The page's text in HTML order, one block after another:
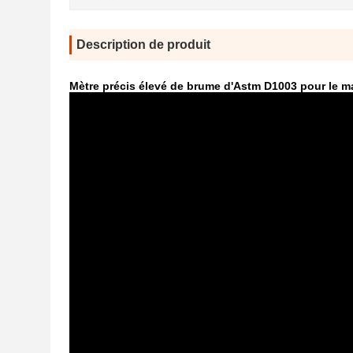
Description de produit
Mètre précis élevé de brume d'Astm D1003 pour le